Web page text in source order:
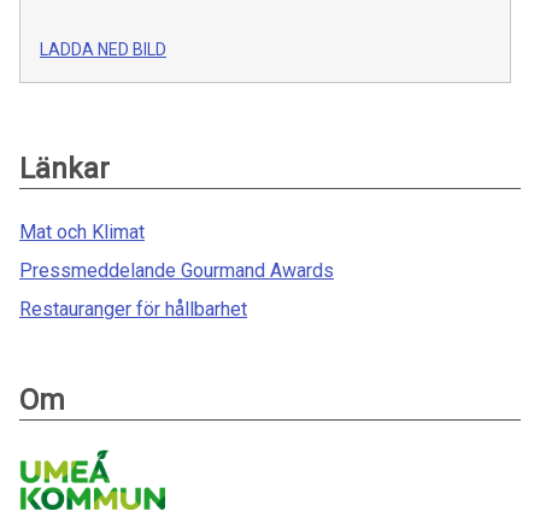
LADDA NED BILD
Länkar
Mat och Klimat
Pressmeddelande Gourmand Awards
Restauranger för hållbarhet
Om